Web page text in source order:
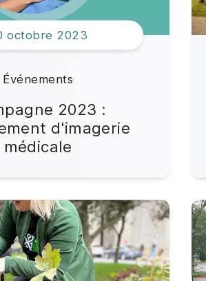
octobre 2023
Événements
2023 :
d'imagerie
médicale